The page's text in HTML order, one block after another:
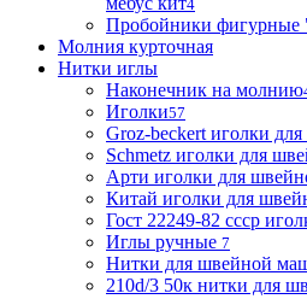
4
Пробойники фигурные
Молния курточная
Нитки иглы
Наконечник на молнию
Иголки57
Groz-beckert иголки
Schmetz иголки для
Арти иголки для
Китай иголки для
Гост 22249-82 ссср
Иглы ручные 7
Нитки для швейной
210d/3 50к нитки для